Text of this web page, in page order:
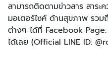
สามารถติดตามข่าวสาร สาระ
มอเตอร์ไซค์ ด้านสุขภาพ รวม
ต่างๆ ได้ที่ Facebook
ได้เลย (Official LINE ID: